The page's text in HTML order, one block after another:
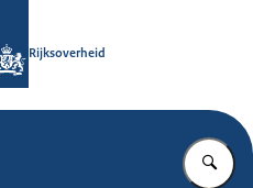
Rijksoverheid